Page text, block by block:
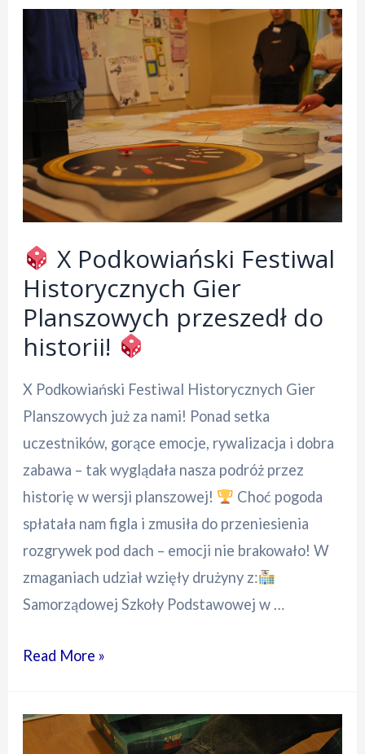
X Podkowiański Festiwal
Historycznych Gier
Planszowych przeszedł do
historii!
X Podkowiański Festiwal Historycznych Gier
Planszowych już za nami! Ponad setka
uczestników, gorące emocje, rywalizacja i dobra
zabawa – tak wyglądała nasza podróż przez
historię w wersji planszowej!
Choć pogoda
spłatała nam figla i zmusiła do przeniesienia
rozgrywek pod dach – emocji nie brakowało! W
zmaganiach udział wzięły drużyny z:
Samorządowej Szkoły Podstawowej w …
Read More »